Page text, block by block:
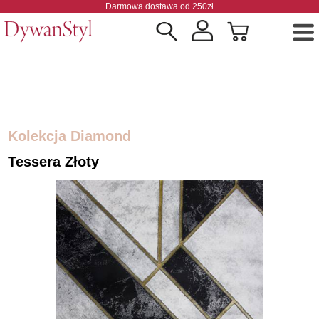
Darmowa dostawa od 250zł
Kolekcja Diamond
Tessera Złoty